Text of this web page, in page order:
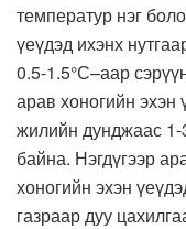
температур нэг
үеүдэд ихэнх
0.5-1.5°С–аар
арав хоногийн эхэн
жилийн дунджаас 1-
байна. Нэгдүгээр
хоногийн эхэн
газраар дуу